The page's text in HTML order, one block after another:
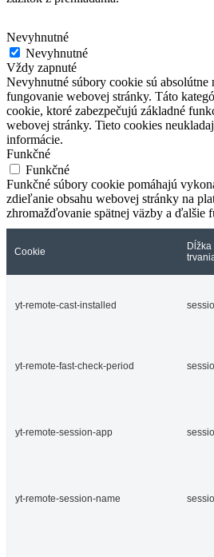
Nevyhnutné
Nevyhnutné
Vždy zapnuté
Nevyhnutné súbory cookie sú absolútne
fungovanie webovej stránky. Táto
cookie, ktoré zabezpečujú základné
webovej stránky. Tieto cookies
informácie.
Funkčné
Funkčné
Funkčné súbory cookie pomáhajú
zdieľanie obsahu webovej stránky na
zhromažďovanie spätnej väzby a ďalšie
Cookie
Dĺžka
yt-remote-cast-installed
yt-remote-fast-check-period
yt-remote-session-app
yt-remote-session-name